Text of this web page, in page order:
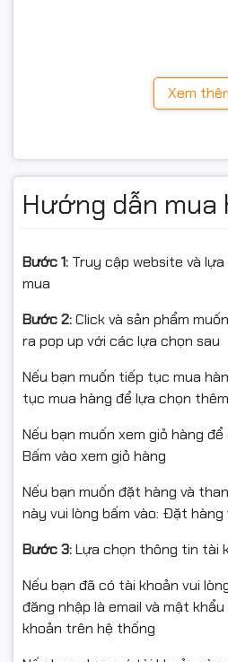
Sử dụng tấm nền IPS, màn hình
Hình ảnh hiển thị đồng đều,
khi quan sát từ nhiều góc khác
Độ sáng 250cd/m² – Hình ảnh
Với độ sáng 250cd/m² và tỷ lệ
hình mang đến khả năng hiển
nét, phù hợp với điều kiện ánh
trong không gian sử dụng hàng
Xem
Hướng dẫn mua
Bước 1: Truy cập website và
mua
Bước 2:Click và sản phẩm
ra pop up với các lựa chọn sau
Nếu bạn muốn tiếp tục mua
tục mua hàng để lựa chọn
Nếu bạn muốn xem giỏ hàng
Bấm vào xem giỏ hàng
Nếu bạn muốn đặt hàng và
này vui lòng bấm vào: Đặt
Bước 3:Lựa chọn thông tin tài
Nếu bạn đã có tài khoản vui
đăng nhập là email và mật
khoản trên hệ thống